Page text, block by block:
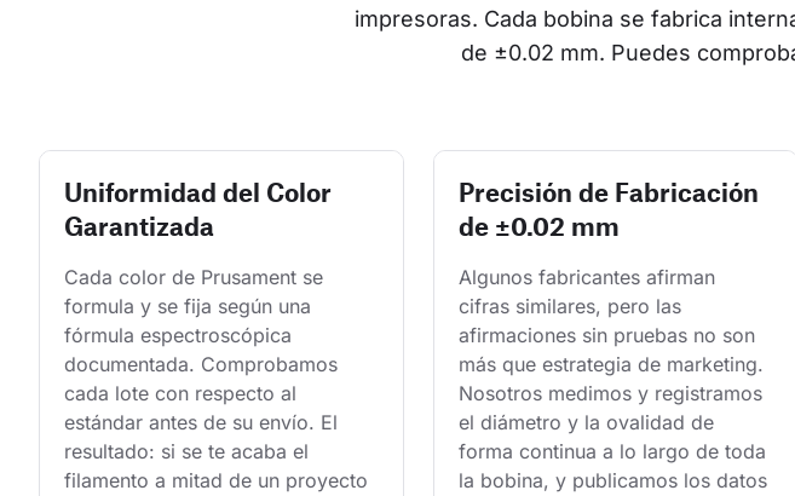
impresoras. Cada bobina se fabrica
de ±0.02 mm. Puedes
Uniformidad del Color
Garantizada
Cada color de Prusament se
formula y se fija según una
fórmula espectroscópica
documentada. Comprobamos
cada lote con respecto al
estándar antes de su envío. El
resultado: si se te acaba el
filamento a mitad de un proyecto
Precisión de Fabricación
de ±0.02 mm
Algunos fabricantes afirman
cifras similares, pero las
afirmaciones sin pruebas no son
más que estrategia de marketing.
Nosotros medimos y registramos
el diámetro y la ovalidad de
forma continua a lo largo de toda
la bobina, y publicamos los datos